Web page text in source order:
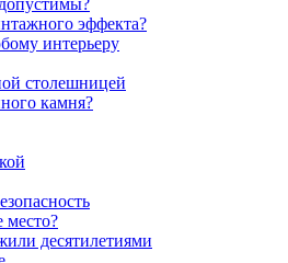
эффекта?
интерьеру
столешницей
камня?
место?
десятилетиями